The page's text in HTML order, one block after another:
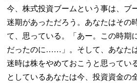
今、株式投資ブームという事は、ブ
迷期があっただろう。あなたはその
て、思っている。「あー。この時期
だったのに……」。そして、あなた
迷時は株をやめておこうと思ってい
としているあなたは今、投資資金の